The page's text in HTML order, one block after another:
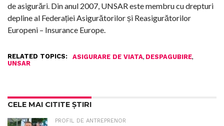
de asigurări. Din anul 2007, UNSAR este membru cu drepturi
depline al Federației Asigurătorilor și Reasigurătorilor
Europeni – Insurance Europe.
RELATED TOPICS: ASIGURARE DE VIATA, DESPAGUBIRE,
UNSAR
CELE MAI CITITE ȘTIRI
PROFIL DE ANTREPRENOR